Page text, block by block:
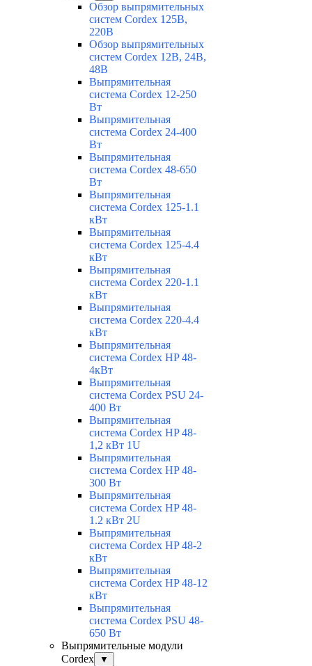
Обзор выпрямительных
систем Cordex 125В,
220В
Обзор выпрямительных
систем Cordex 12В, 24В,
48В
Выпрямительная
система Cordex 12-250
Вт
Выпрямительная
система Cordex 24-400
Вт
Выпрямительная
система Cordex 48-650
Вт
Выпрямительная
система Cordex 125-1.1
кВт
Выпрямительная
система Cordex 125-4.4
кВт
Выпрямительная
система Cordex 220-1.1
кВт
Выпрямительная
система Cordex 220-4.4
кВт
Выпрямительная
система Cordex HP 48-
4кВт
Выпрямительная
система Cordex PSU 24-
400 Вт
Выпрямительная
система Cordex HP 48-
1,2 кВт 1U
Выпрямительная
система Cordex HP 48-
300 Вт
Выпрямительная
система Cordex HP 48-
1.2 кВт 2U
Выпрямительная
система Cordex HP 48-2
кВт
Выпрямительная
система Cordex HP 48-12
кВт
Выпрямительная
система Cordex PSU 48-
650 Вт
Выпрямительные модули
Cordex
▼